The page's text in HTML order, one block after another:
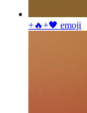
+🔥+🖤 emoji